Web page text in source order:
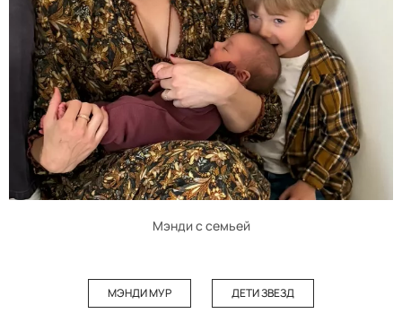
Мэнди с семьей
МЭНДИ МУР ДЕТИ ЗВЕЗД